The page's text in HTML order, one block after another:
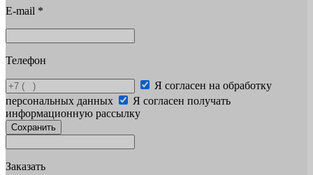
E-mail *
Телефон
Я согласен на обработку
персональных данных
Я согласен получать
информационную рассылку
Сохранить
Заказать